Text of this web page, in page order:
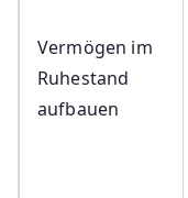
Vermögen im
Ruhestand
aufbauen